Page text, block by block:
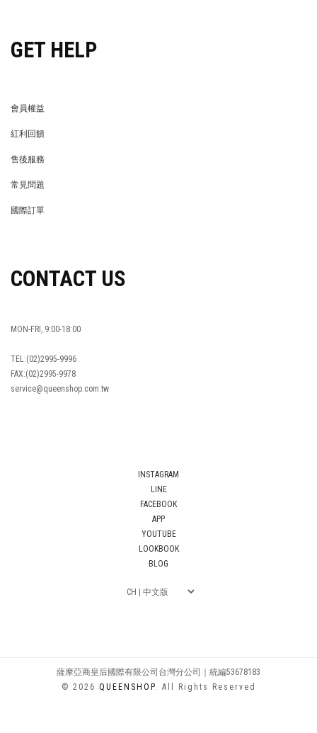
GET HELP
會員權益
紅利回饋
售後服務
常見問題
國際訂單
CONTACT US
MON-FRI, 9:00-18:00
TEL:(02)2995-9996
FAX:(02)2995-9978
service@queenshop.com.tw
INSTAGRAM
LINE
FACEBOOK
APP
YOUTUBE
LOOKBOOK
BLOG
薩摩亞商皇后國際有限公司台灣分公司｜統編53678183
© 2026 QUEENSHOP. All Rights Reserved